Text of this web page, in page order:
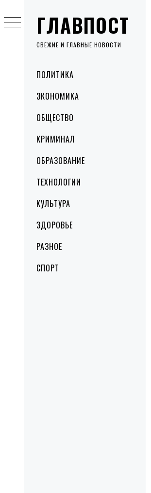
ГЛАВПОСТ
СВЕЖИЕ И ГЛАВНЫЕ НОВОСТИ
MenuПОЛИТИКА
ЭКОНОМИКА
ОБЩЕСТВО
КРИМИНАЛ
ОБРАЗОВАНИЕ
ТЕХНОЛОГИИ
КУЛЬТУРА
ЗДОРОВЬЕ
РАЗНОЕ
СПОРТ
to
content